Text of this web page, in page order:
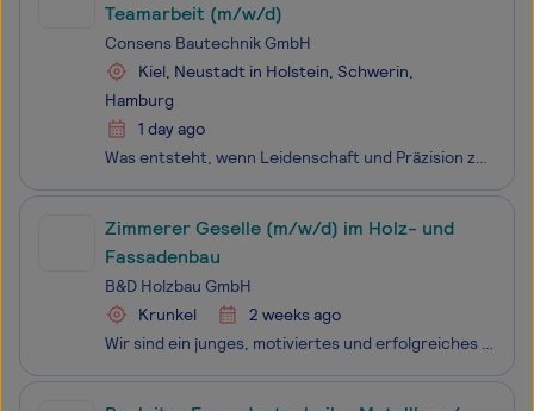
Teamarbeit (m/w/d)
Consens Bautechnik GmbH
Kiel, Neustadt in Holstein, Schwerin,
Hamburg
1 day ago
Was entsteht, wenn Leidenschaft und Präzision zusammentreffen? Unsere Mission ist es, zukunftsorientierte Lösungen für ästhetisch anspruchsvolle, wirtschaftliche und langlebige Fassaden zu schaffen, die höchsten funktionalen und energetischen Anforderungen gerecht werden. Du bist eingeladen, diese V
Zimmerer Geselle (m/w/d) im Holz- und
Fassadenbau
B&D Holzbau GmbH
Krunkel
2 weeks ago
Wir sind ein junges, motiviertes und erfolgreiches Holz- und Fassadenbauunternehmen mit derzeit 15 Mitarbeitern in einem familiären Arbeitsumfeld. Wir haben uns auf die Bereiche Fassadenbau von Großfassaden mit Faserzementplatten, Kunststoffplatten und Holzverkleidungen sowie dem Bau von Holzfertigh